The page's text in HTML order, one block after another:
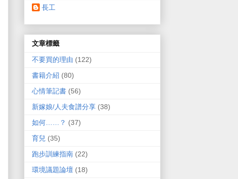
長工
文章標籤
不要買的理由 (122)
書籍介紹 (80)
心情筆記書 (56)
新嫁娘/人夫食譜分享 (38)
如何……？ (37)
育兒 (35)
跑步訓練指南 (22)
環境議題論壇 (18)